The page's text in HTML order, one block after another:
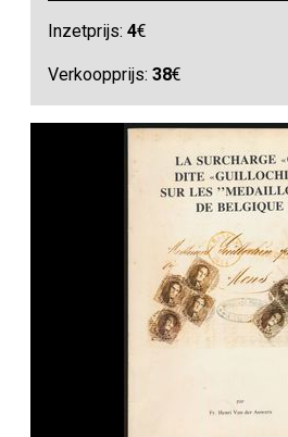
Inzetprijs:4€
Verkoopprijs:38€